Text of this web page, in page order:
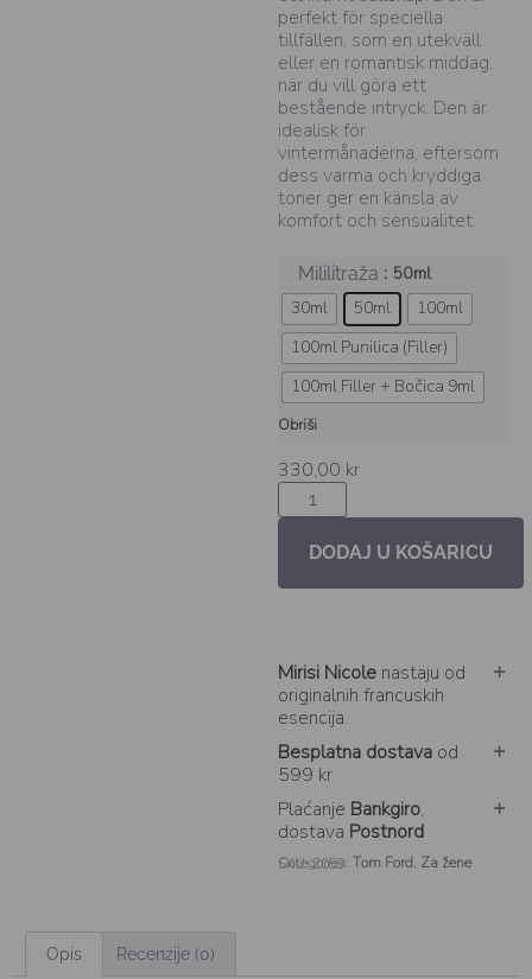
perfekt för speciella
tillfällen, som en utekväll
eller en romantisk middag,
när du vill göra ett
bestående intryck. Den är
idealisk för
vintermånaderna, eftersom
dess varma och kryddiga
toner ger en känsla av
komfort och sensualitet.
Mililitraža : 50ml
30ml 50ml
100ml
100ml Punilica (Filler)
100ml Filler + Bočica 9ml
Obriši
330,00 kr
DODAJ U KOŠARICU
Mirisi Nicole nastaju od
originalnih francuskih
esencija.
Besplatna dostava od
599 kr
Plaćanje Bankgiro,
dostava Postnord
SKU: 2059
Categories: Tom Ford, Za žene
Opis Recenzije (0)